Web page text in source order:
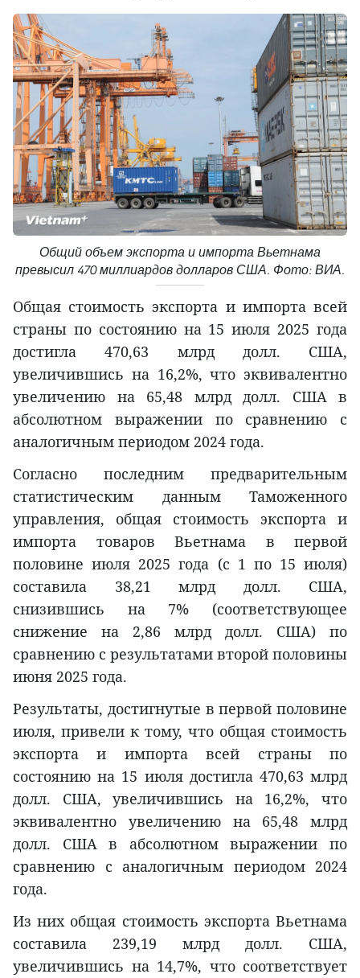
Общий объем экспорта и импорта Вьетнама
превысил 470 миллиардов долларов США. Фото: ВИА.
Общая стоимость экспорта и импорта всей
страны по состоянию на 15 июля 2025 года
достигла 470,63 млрд долл. США,
увеличившись на 16,2%, что эквивалентно
увеличению на 65,48 млрд долл. США в
абсолютном выражении по сравнению с
аналогичным периодом 2024 года.
Согласно последним предварительным
статистическим данным Таможенного
управления, общая стоимость экспорта и
импорта товаров Вьетнама в первой
половине июля 2025 года (с 1 по 15 июля)
составила 38,21 млрд долл. США,
снизившись на 7% (соответствующее
снижение на 2,86 млрд долл. США) по
сравнению с результатами второй половины
июня 2025 года.
Результаты, достигнутые в первой половине
июля, привели к тому, что общая стоимость
экспорта и импорта всей страны по
состоянию на 15 июля достигла 470,63 млрд
долл. США, увеличившись на 16,2%, что
эквивалентно увеличению на 65,48 млрд
долл. США в абсолютном выражении по
сравнению с аналогичным периодом 2024
года.
Из них общая стоимость экспорта Вьетнама
составила 239,19 млрд долл. США,
увеличившись на 14,7%, что соответствует